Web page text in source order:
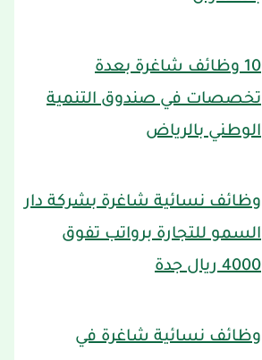
10 وظائف شاغرة بعدة
تخصصات في صندوق التنمية
الوطني بالرياض
وظائف نسائية شاغرة بشركة دار
السمو للتجارة برواتب تفوق
4000 ريال جدة
وظائف نسائية شاغرة في